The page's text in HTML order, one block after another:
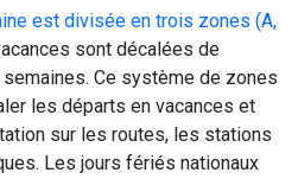
est divisée en trois zones (A,
sont décalées de
Ce système de zones
les départs en vacances et
sur les routes, les stations
Les jours fériés nationaux